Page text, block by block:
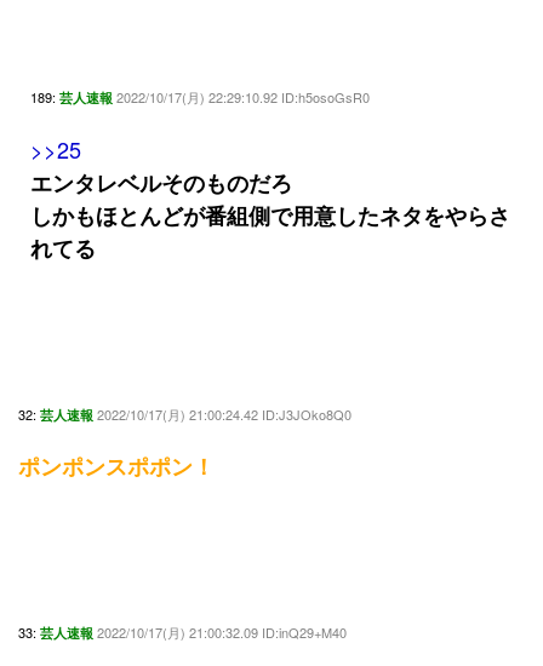
189: 芸人速報 2022/10/17(月) 22:29:10.92 ID:h5osoGsR0
>>25
エンタレベルそのものだろ
しかもほとんどが番組側で用意したネタをやらさ
れてる
32: 芸人速報 2022/10/17(月) 21:00:24.42 ID:J3JOko8Q0
ポンポンスポポン！
33: 芸人速報 2022/10/17(月) 21:00:32.09 ID:inQ29+M40